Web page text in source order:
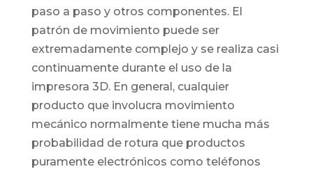
paso a paso y otros componentes. El
patrón de movimiento puede ser
extremadamente complejo y se realiza casi
continuamente durante el uso de la
impresora 3D. En general, cualquier
producto que involucra movimiento
mecánico normalmente tiene mucha más
probabilidad de rotura que productos
puramente electrónicos como teléfonos